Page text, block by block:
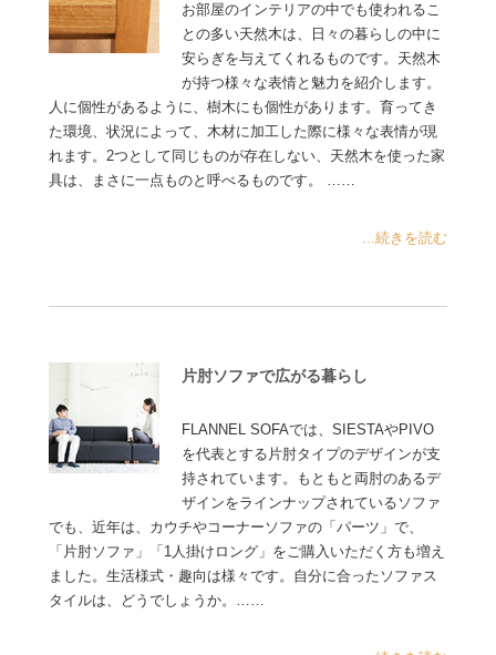
お部屋のインテリアの中でも使われるこ
との多い天然木は、日々の暮らしの中に
安らぎを与えてくれるものです。天然木
が持つ様々な表情と魅力を紹介します。
人に個性があるように、樹木にも個性があります。育ってき
た環境、状況によって、木材に加工した際に様々な表情が現
れます。2つとして同じものが存在しない、天然木を使った家
具は、まさに一点ものと呼べるものです。 ……
...続きを読む
片肘ソファで広がる暮らし
FLANNEL SOFAでは、SIESTAやPIVO
を代表とする片肘タイプのデザインが支
持されています。もともと両肘のあるデ
ザインをラインナップされているソファ
でも、近年は、カウチやコーナーソファの「パーツ」で、
「片肘ソファ」「1人掛けロング」をご購入いただく方も増え
ました。生活様式・趣向は様々です。自分に合ったソファス
タイルは、どうでしょうか。……